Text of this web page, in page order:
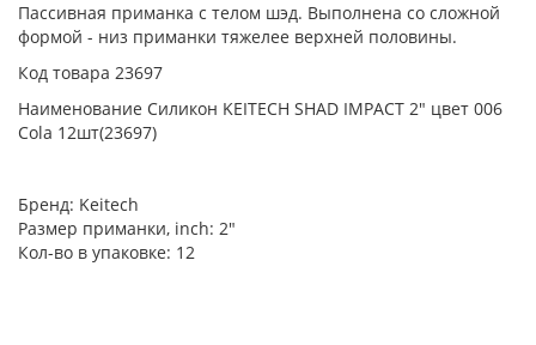
Пассивная приманка с телом шэд. Выполнена со сложной
формой - низ приманки тяжелее верхней половины.
Код товара 23697
Наименование Силикон KEITECH SHAD IMPACT 2" цвет 006
Cola 12шт(23697)
Бренд: Keitech
Размер приманки, inch: 2"
Кол-во в упаковке: 12